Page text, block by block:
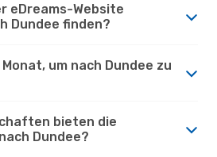
eDreams-Website
Dundee finden?
um nach Dundee zu
bieten die
Dundee?